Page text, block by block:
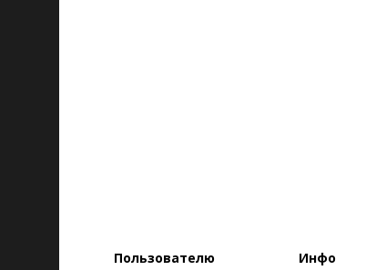
Пользователю Инфо